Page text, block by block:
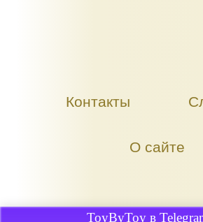
Контакты
О сайте
ToyByToy в